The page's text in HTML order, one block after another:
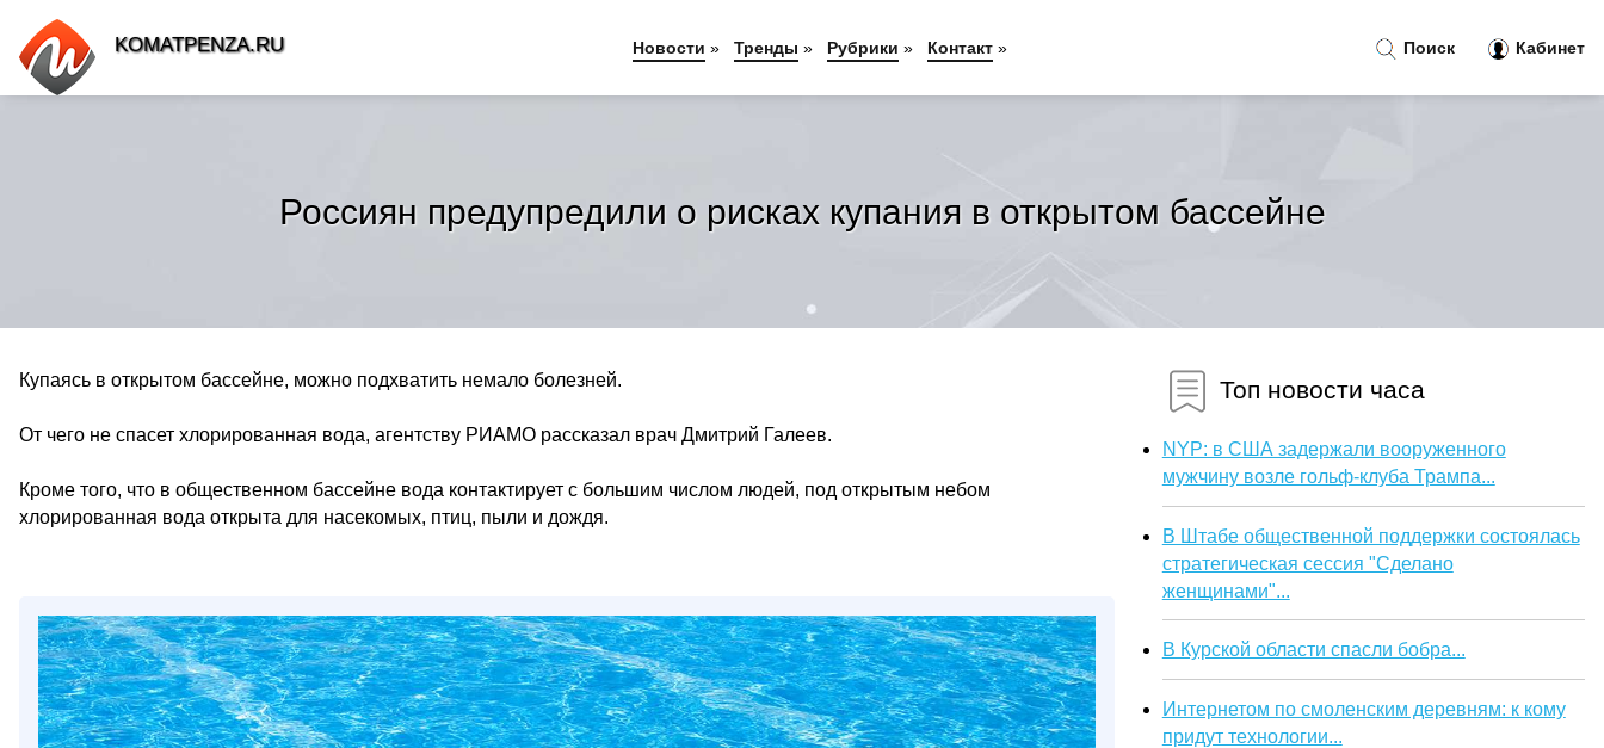
Россиян предупредили о рисках купания в открытом бассейне
Купаясь в открытом бассейне, можно подхватить немало болезней.
От чего не спасет хлорированная вода, агентству РИАМО рассказал врач Дмитрий Галеев.
Кроме того, что в общественном бассейне вода контактирует с большим числом людей, под открытым небом
хлорированная вода открыта для насекомых, птиц, пыли и дождя.
Топ новости часа
NYP: в США задержали вооруженного
мужчину возле гольф-клуба Трампа...
В Штабе общественной поддержки состоялась
стратегическая сессия "Сделано
женщинами"...
В Курской области спасли бобра...
Интернетом по смоленским деревням: к кому
придут технологии...
Поиск Кабинет
KOMATPENZA.RU Новости » Тренды » Рубрики » Контакт »